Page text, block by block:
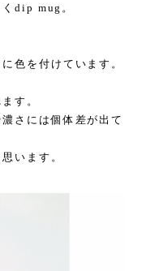
dip mug。
色を付けています。
す。
さには個体差が出て
います。